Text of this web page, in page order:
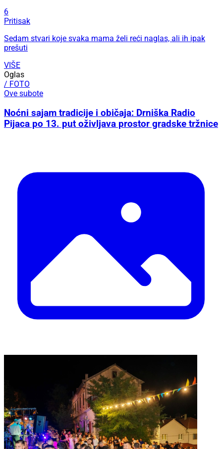
6
Pritisak
Sedam stvari koje svaka mama želi reći naglas, ali ih ipak
prešuti
VIŠE
Oglas
/ FOTO
Ove subote
Noćni sajam tradicije i običaja: Drniška Radio
Pijaca po 13. put oživljava prostor gradske tržnice